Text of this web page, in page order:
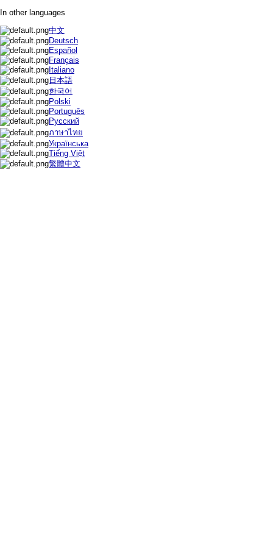
In other languages
中文
Deutsch
Español
Français
Italiano
日本語
한국어
Polski
Português
Русский
ภาษาไทย
Українська
Tiếng Việt
繁體中文